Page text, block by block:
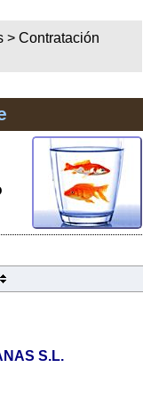
>Contratación
S.L.